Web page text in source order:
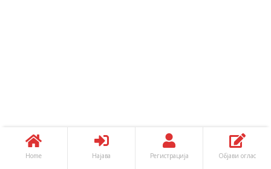
Home Најава Регистрација Објави оглас